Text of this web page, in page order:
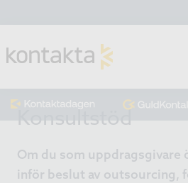
Konsultstöd
Om du som uppdragsgivare
inför beslut av outsourcing,